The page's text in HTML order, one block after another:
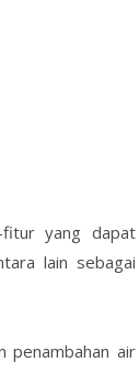
fitur yang dapat
lain sebagai
penambahan air